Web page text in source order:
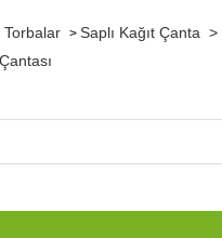
Torbalar > Saplı Kağıt Çanta >